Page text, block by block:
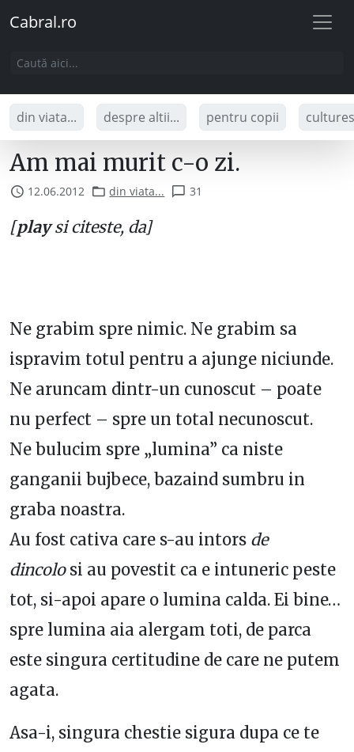
Cabral.ro
din viata... despre altii... pentru copii
Am mai murit c-o zi.
12.06.2012 din viata... 31
[playsi citeste, da]
Ne grabim spre nimic. Ne grabim sa
ispravim totul pentru a ajunge niciunde.
Ne aruncam dintr-un cunoscut – poate
nu perfect – spre un total necunoscut.
Ne bulucim spre „lumina” ca niste
ganganii bujbece, bazaind sumbru in
graba noastra.
Au fost cativa care s-au intors de
dincolosi au povestit ca e intuneric peste
tot, si-apoi apare o lumina calda. Ei bine…
spre lumina aia alergam toti, de parca
este singura certitudine de care ne putem
agata.
Asa-i, singura chestie sigura dupa ce te